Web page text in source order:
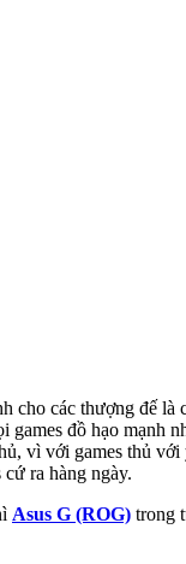
cho các thượng đế là
games đồ hạo mạnh
vì với games thủ
ra hàng ngày.
Asus G (ROG) trong